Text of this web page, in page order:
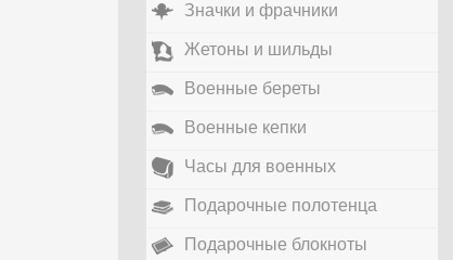
Значки и фрачники
Жетоны и шильды
Военные береты
Военные кепки
Часы для военных
Подарочные полотенца
Подарочные блокноты